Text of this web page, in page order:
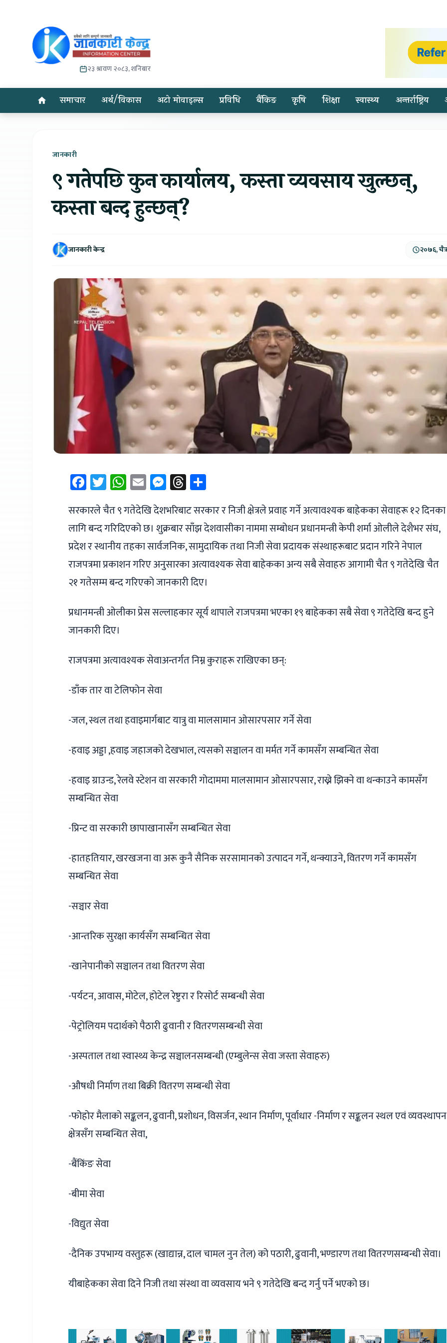
२३ श्रावण २०८३, शनिबार
समाचार अर्थ/विकास अटो मोवाइल्स प्रविधि बैंकिङ कृषि शिक्षा स्वास्थ्य अन्तर्राष्ट्रिय
जानकारी
९ गतेपछि कुन कार्यालय, कस्ता व्यवसाय खुल्छन्,
कस्ता बन्द हुन्छन्?
जानकारी केन्द्र २०७६,
Facebook
Twitter
WhatsApp
EmailMessenger
Threads
सरकारले चैत ९ गतेदेखि देशभरिबाट सरकार र निजी क्षेत्रले प्रवाह गर्ने अत्यावश्यक बाहेकका सेवाहरू १२ दिनका
लागि बन्द गरिदिएको छ। शुक्रबार साँझ देशवासीका नाममा सम्बोधन प्रधानमन्त्री केपी शर्मा ओलीले देशैभर संघ,
प्रदेश र स्थानीय तहका सार्वजनिक, सामुदायिक तथा निजी सेवा प्रदायक संस्थाहरूबाट प्रदान गरिने नेपाल
राजपत्रमा प्रकाशन गरिए अनुसारका अत्यावश्यक सेवा बाहेकका अन्य सबै सेवाहरु आगामी चैत ९ गतेदेखि चैत
२१ गतेसम्म बन्द गरिएको जानकारी दिए।
प्रधानमन्त्री ओलीका प्रेस सल्लाहकार सूर्य थापाले राजपत्रमा भएका १९ बाहेकका सबै सेवा ९ गतेदेखि बन्द हुने
जानकारी दिए।
राजपत्रमा अत्यावश्यक सेवाअन्तर्गत निम्न कुराहरू राखिएका छन्:
-डाँक तार वा टेलिफोन सेवा
-जल, स्थल तथा हवाइमार्गबाट यात्रु वा मालसामान ओसारपसार गर्ने सेवा
-हवाइ अड्डा ,हवाइ जहाजको देखभाल, त्यसको सञ्चालन वा मर्मत गर्ने कामसँग सम्बन्धित सेवा
-हवाइ ग्राउन्ड, रेलवे स्टेशन वा सरकारी गोदाममा मालसामान ओसारपसार, राख्ने झिक्ने वा थन्काउने कामसँग
सम्बन्धित सेवा
-प्रिन्ट वा सरकारी छापाखानासँग सम्बन्धित सेवा
-हातहतियार, खरखजना वा अरू कुनै सैनिक सरसामानको उत्पादन गर्ने, थन्क्याउने, वितरण गर्ने कामसँग
सम्बन्धित सेवा
-सञ्चार सेवा
-आन्तरिक सुरक्षा कार्यसँग सम्बन्धित सेवा
-खानेपानीको सञ्चालन तथा वितरण सेवा
-पर्यटन, आवास, मोटेल, होटेल रेष्टुरा र रिसोर्ट सम्बन्धी सेवा
-पेट्रोलियम पदार्थको पैठारी ढुवानी र वितरणसम्बन्धी सेवा
-अस्पताल तथा स्वास्थ्य केन्द्र सञ्चालनसम्बन्धी (एम्बुलेन्स सेवा जस्ता सेवाहरु)
-औषधी निर्माण तथा बिक्री वितरण सम्बन्धी सेवा
-फोहोर मैलाको सङ्कलन, ढुवानी, प्रशोधन, विसर्जन, स्थान निर्माण, पूर्वाधार -निर्माण र सङ्कलन स्थल एवं व्यवस्थापन
क्षेत्रसँग सम्बन्धित सेवा,
-बैंकिंङ सेवा
-बीमा सेवा
-विद्युत सेवा
-दैनिक उपभाग्य वस्तुहरू (खाद्यान्न, दाल चामल नुन तेल) को पठारी, ढुवानी, भण्डारण तथा वितरणसम्बन्धी सेवा।
यीबाहेकका सेवा दिने निजी तथा संस्था वा व्यवसाय भने ९ गतेदेखि बन्द गर्नु पर्ने भएको छ।